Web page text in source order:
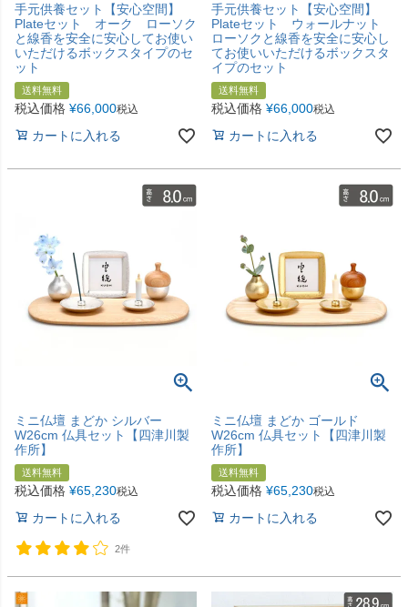
手元供養セット【安心空間】
Plateセット オーク ローソク
と線香を安全に安心してお使い
いただけるボックスタイプのセ
ット
送料無料
税込価格 ¥66,000税込
カートに入れる
手元供養セット【安心空間】
Plateセット ウォールナット
ローソクと線香を安全に安心し
てお使いいただけるボックスタ
イプのセット
送料無料
税込価格 ¥66,000税込
カートに入れる
ミニ仏壇 まどか シルバー
W26cm 仏具セット【四津川製
作所】
送料無料
税込価格 ¥65,230税込
カートに入れる
2件
ミニ仏壇 まどか ゴールド
W26cm 仏具セット【四津川製
作所】
送料無料
税込価格 ¥65,230税込
カートに入れる